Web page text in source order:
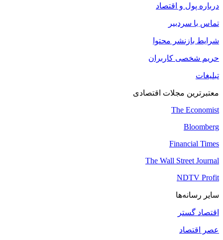
درباره پول و اقتصاد
تماس با سردبیر
شرایط بازنشر محتوا
حریم شخصی کاربران
تبلیغات
معتبرترین مجلات اقتصادی
The Economist
Bloomberg
Financial Times
The Wall Street Journal
NDTV Profit
سایر رسانه‌ها
اقتصاد گستر
عصر اقتصاد